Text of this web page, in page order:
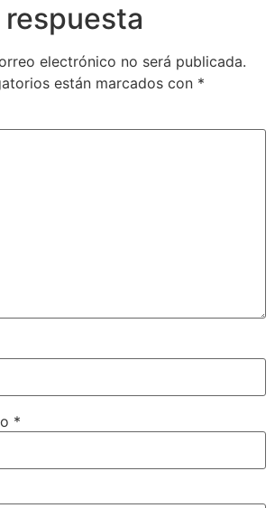
respuesta
electrónico no será publicada.
están marcados con *
*